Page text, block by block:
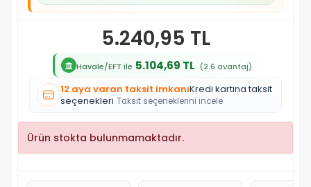
5.240,95 TL
Havale/EFT ile 5.104,69 TL (2.6 avantaj)
12 aya varan taksit imkanıKredi kartına taksit
seçenekleri Taksit seçeneklerini incele
Ürün stokta bulunmamaktadır.